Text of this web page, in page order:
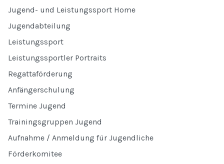
Jugend- und Leistungssport Home
Jugendabteilung
Leistungssport
Leistungssportler Portraits
Regattaförderung
Anfängerschulung
Termine Jugend
Trainingsgruppen Jugend
Aufnahme / Anmeldung für Jugendliche
Förderkomitee